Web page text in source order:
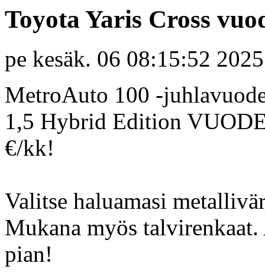
Toyota Yaris Cross
pe kesäk. 06 08:15:52 2025
MetroAuto 100 -
1,5 Hybrid Edition
€/kk!
Valitse haluamasi
Mukana myös
pian!